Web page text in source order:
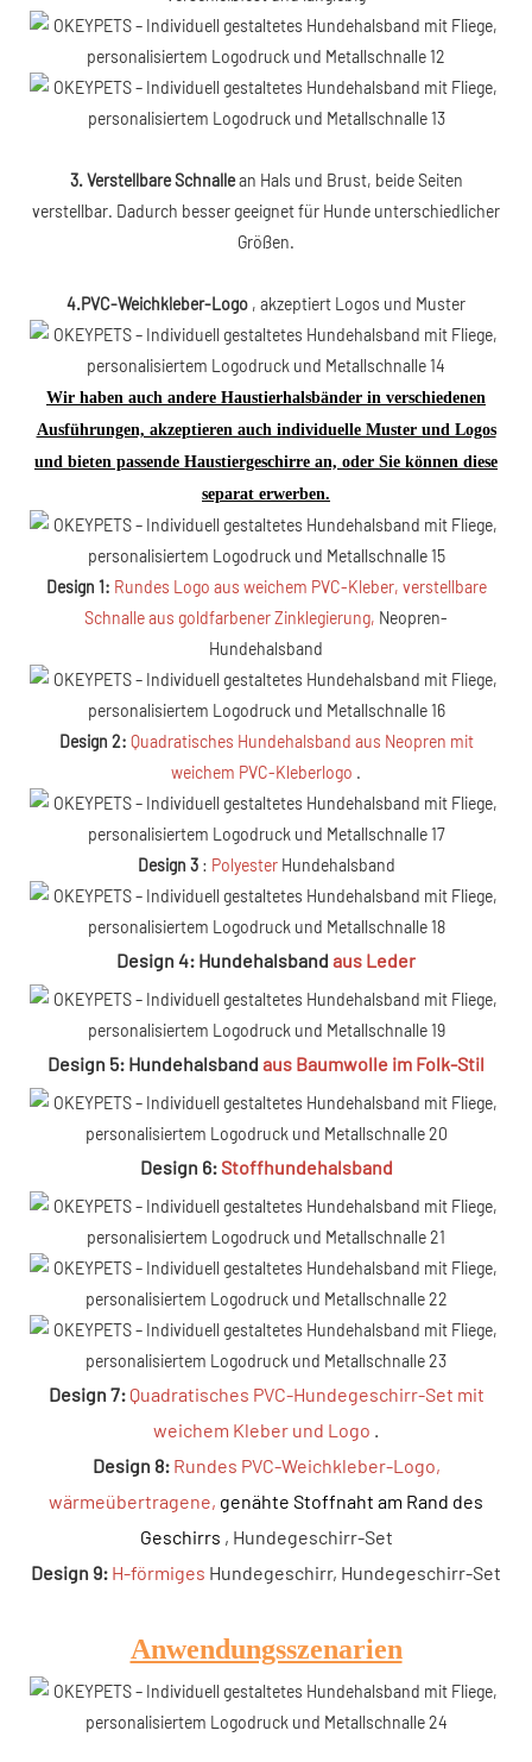
3. Verstellbare Schnalle an Hals und Brust, beide Seiten
verstellbar. Dadurch besser geeignet für Hunde unterschiedlicher
Größen.
4.PVC-Weichkleber-Logo , akzeptiert Logos und Muster
Wir haben auch andere Haustierhalsbänder in verschiedenen
Ausführungen, akzeptieren auch individuelle Muster und Logos
und bieten passende Haustiergeschirre an, oder Sie können diese
separat erwerben.
Design 1: Rundes Logo aus weichem PVC-Kleber, verstellbare
Schnalle aus goldfarbener Zinklegierung, Neopren-
Hundehalsband
Design 2: Quadratisches Hundehalsband aus Neopren mit
weichem PVC-Kleberlogo .
Design 3: Polyester Hundehalsband
Design 4: Hundehalsband aus Leder
Design 5: Hundehalsband aus Baumwolle im Folk-Stil
Design 6: Stoffhundehalsband
Design 7: Quadratisches PVC-Hundegeschirr-Set mit
weichem Kleber und Logo .
Design 8: Rundes PVC-Weichkleber-Logo,
wärmeübertragene, genähte Stoffnaht am Rand des
Geschirrs , Hundegeschirr-Set
Design 9: H-förmiges Hundegeschirr, Hundegeschirr-Set
Anwendungsszenarien